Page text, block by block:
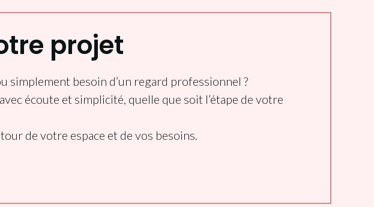
projet
simplement besoin d’un regard professionnel ?
écoute et simplicité, quelle que soit l’étape de votre
de votre espace et de vos besoins.